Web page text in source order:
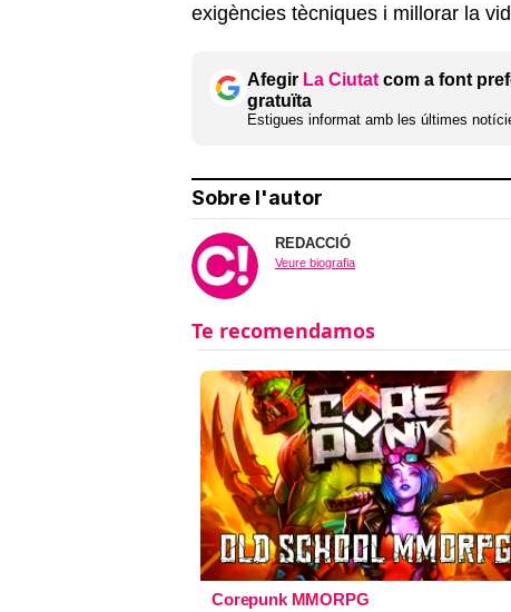
exigències tècniques i millorar la
Afegir La Ciutat com a font
gratuïta
Estigues informat amb les últimes
Sobre l'autor
REDACCIÓ
Veure biografia
Corepunk MMORPG